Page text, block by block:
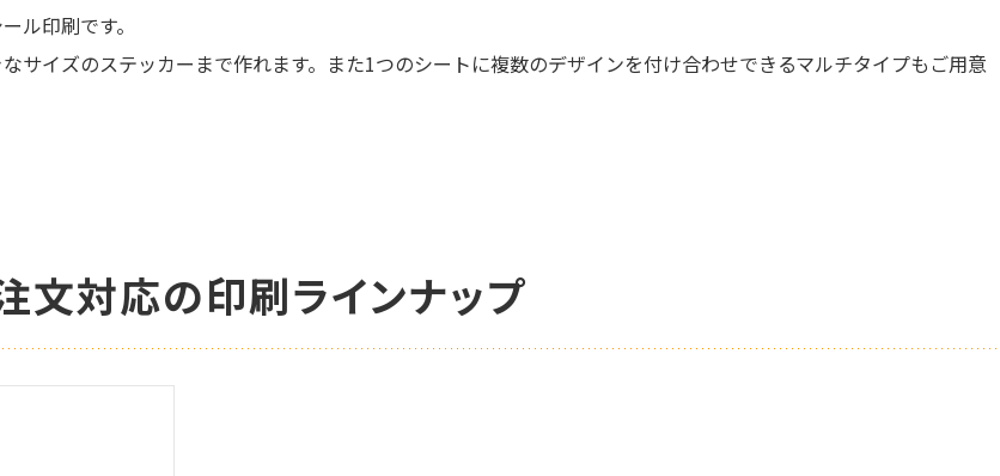
ル印刷です。
サイズのステッカーまで作れます。また1つのシートに複数のデザインを付け合わせできるマルチタイプもご用意
文対応の印刷ラインナップ